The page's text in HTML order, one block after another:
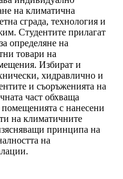
на климатична
сграда, технология и
Студентите прилагат
определяне на
товари на
Избират и
хидравлично и
и съоръженията на
част обхваща
с нанесени
на климатичните
принципа на
на